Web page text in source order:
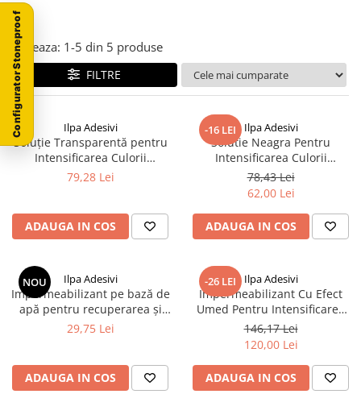
Afiseaza: 1-5 din 5 produse
FILTRE
Ilpa Adesivi
Soluție Transparentă pentru
Intensificarea Culorii
Granitului și Marmurei – Ilpa
79,28 Lei
ADAUGA IN COS
-16 LEI Ilpa Adesivi
Solutie Neagra Pentru
Intensificarea Culorii
Granitului si Marmurei – Ilpa
GraniLux Nera 1L
78,43 Lei
62,00 Lei
ADAUGA IN COS
NOU Ilpa Adesivi
Impermeabilizant pe bază de
apă pentru recuperarea și
protecția suprafețelor din
29,75 Lei
ADAUGA IN COS
-26 LEI Ilpa Adesivi
Impermeabilizant Cu Efect
Umed Pentru Intensificarea
Culorii Pietrei Naturale si
Marmurei – Ilpa Vivo 0.75L
146,17 Lei
120,00 Lei
ADAUGA IN COS
Configurator Stoneproof